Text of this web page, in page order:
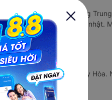
xe khách có chất lượng
trên xe như: Đang cập nhật.
hãng xe Hùng Tiến - Tuy Hòa.
giờ.